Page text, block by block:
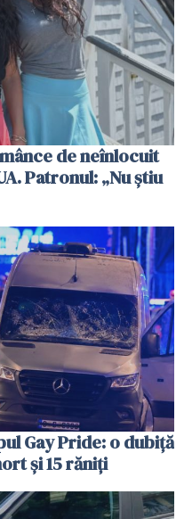
de neînlocuit
Patronul: „Nu știu
Gay Pride: o dubiță
și 15 răniți